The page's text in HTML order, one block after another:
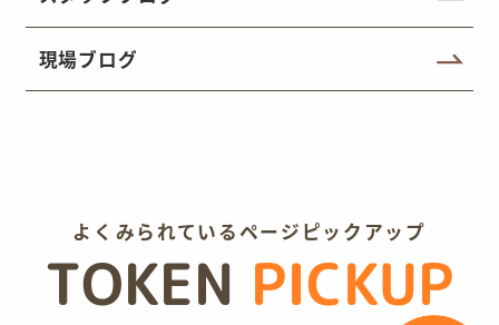
現場ブログ
よくみられているページピックアップ
TOKEN PICKUP